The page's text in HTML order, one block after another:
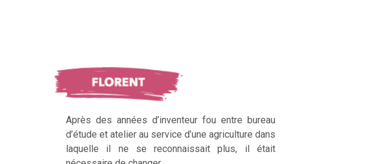
Après des années d’inventeur fou entre bureau
d’étude et atelier au service d’une agriculture dans
laquelle il ne se reconnaissait plus, il était